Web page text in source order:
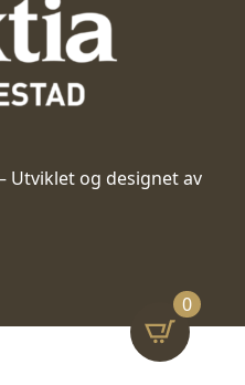
0
Utviklet og designet av